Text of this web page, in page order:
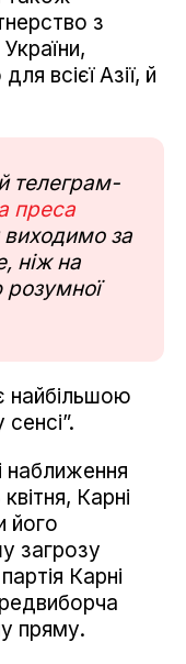
з
всієї Азії, й
телеграм-
преса
за
ніж на
розумної
найбільшою
наближення
Карні
його
загрозу
Карні
пряму.